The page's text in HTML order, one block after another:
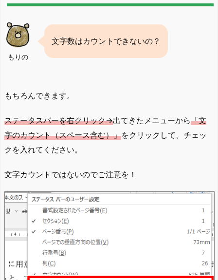
もりの
文字数はカウントできないの？
もちろんできます。
ステータスバーを右クリック→出てきたメニューから「文
字のカウント（スペース含む）」をクリックして、チェッ
クを入れてください。
文字カウントではないのでご注意を！